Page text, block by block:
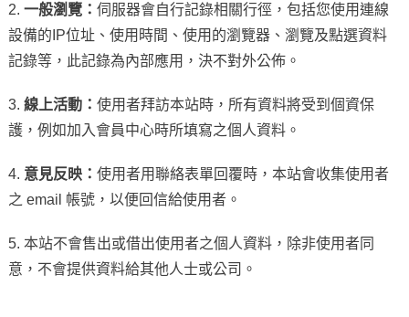
2. 一般瀏覽： 伺服器會自行記錄相關行徑，包括您使用連線
設備的IP位址、使用時間、使用的瀏覽器、瀏覽及點選資料
記錄等，此記錄為內部應用，決不對外公佈。
3. 線上活動： 使用者拜訪本站時，所有資料將受到個資保
護，例如加入會員中心時所填寫之個人資料。
4. 意見反映： 使用者用聯絡表單回覆時，本站會收集使用者
之 email 帳號，以便回信給使用者。
5. 本站不會售出或借出使用者之個人資料，除非使用者同
意，不會提供資料給其他人士或公司。